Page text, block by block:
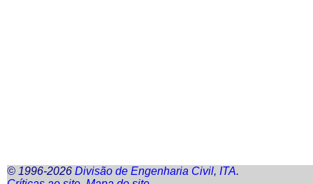
© 1996-2026 Divisão de Engenharia Civil, ITA.